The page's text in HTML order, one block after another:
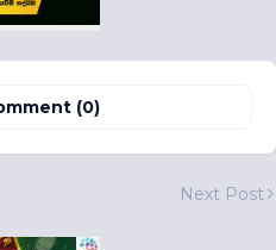
(0)
Next Post